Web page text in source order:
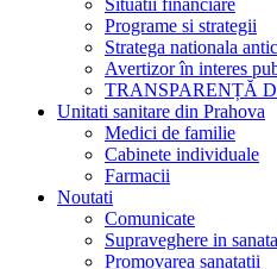
Situatii financiare
Programe si strategii
Stratega nationala
Avertizor în interes
TRANSPARENȚĂ
Unitati sanitare din Prahova
Medici de familie
Cabinete individuale
Farmacii
Noutati
Comunicate
Supraveghere in
Promovarea sanatatii